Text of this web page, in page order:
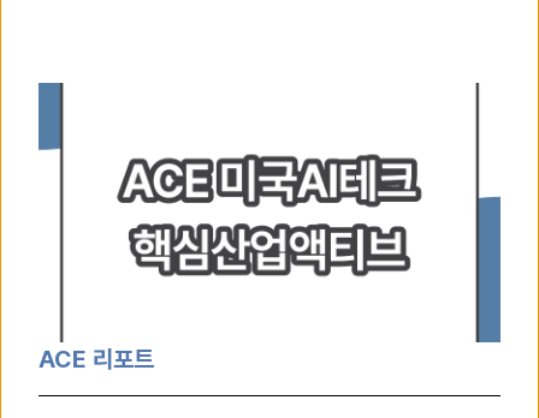
ACE 리포트